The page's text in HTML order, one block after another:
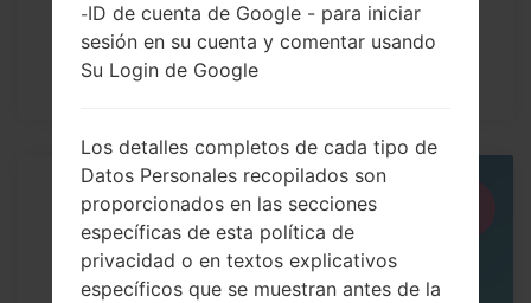
-ID de cuenta de Google - para iniciar
sesión en su cuenta y comentar usando
Su Login de Google
Los detalles completos de cada tipo de
Datos Personales recopilados son
proporcionados en las secciones
específicas de esta política de
privacidad o en textos explicativos
específicos que se muestran antes de la